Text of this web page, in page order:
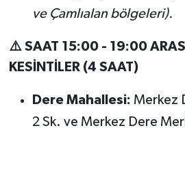
ve Çamlıalan bölgeleri).
⚠️ SAAT 15:00 - 19:00
KESİNTİLER (4 SAAT)
Dere Mahallesi: Merkez
2 Sk. ve Merkez Dere